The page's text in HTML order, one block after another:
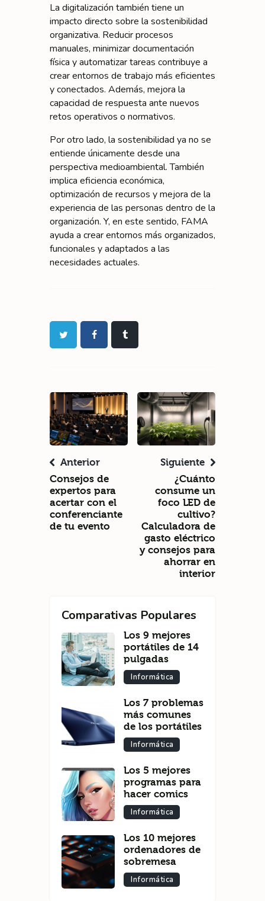
La digitalización también tiene un
impacto directo sobre la sostenibilidad
organizativa. Reducir procesos
manuales, minimizar documentación
física y automatizar tareas contribuye a
crear entornos de trabajo más eficientes
y conectados. Además, mejora la
capacidad de respuesta ante nuevos
retos operativos o normativos.
Por otro lado, la sostenibilidad ya no se
entiende únicamente desde una
perspectiva medioambiental. También
implica eficiencia económica,
optimización de recursos y mejora de la
experiencia de las personas dentro de la
organización. Y, en este sentido, FAMA
ayuda a crear entornos más organizados,
funcionales y adaptados a las
necesidades actuales.
Anterior
Consejos de
expertos para
acertar con el
conferenciante
de tu evento
Siguiente
¿Cuánto
consume un
foco LED de
cultivo?
Calculadora de
gasto eléctrico
y consejos para
ahorrar en
interior
Comparativas Populares
Los 9 mejores
portátiles de 14
pulgadas
Informática
Los 7 problemas
más comunes
de los portátiles
Informática
Los 5 mejores
programas para
hacer comics
Informática
Los 10 mejores
ordenadores de
sobremesa
Informática